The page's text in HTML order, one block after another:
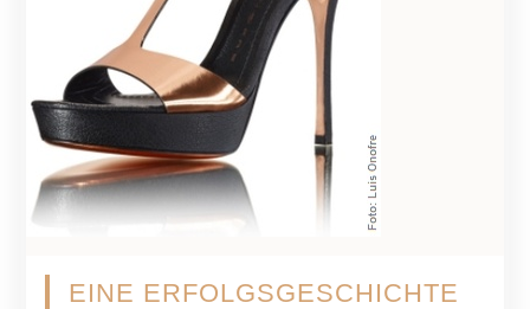
EINE ERFOLGSGESCHICHTE